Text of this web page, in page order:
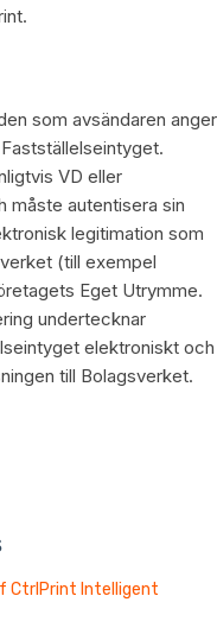
som avsändaren anger
VD eller
måste autentisera sin
legitimation som
(till exempel
Eget Utrymme.
undertecknar
elektroniskt och
till Bolagsverket.
CtrlPrint Intelligent